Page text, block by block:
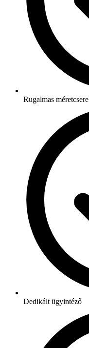
Rugalmas méretcsere
Dedikált ügyintéző